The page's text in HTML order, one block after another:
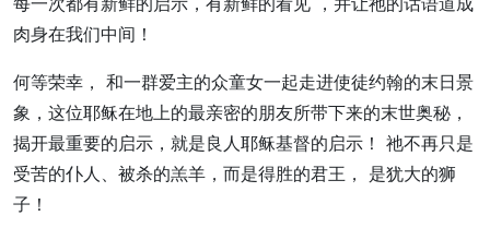
肉身在我们中间！
何等荣幸， 和一群爱主的众童女一起走进使徒约翰的末日景
象，这位耶稣在地上的最亲密的朋友所带下来的末世奥秘，
揭开最重要的启示，就是良人耶稣基督的启示！ 祂不再只是
受苦的仆人、被杀的羔羊，而是得胜的君王， 是犹大的狮
子！